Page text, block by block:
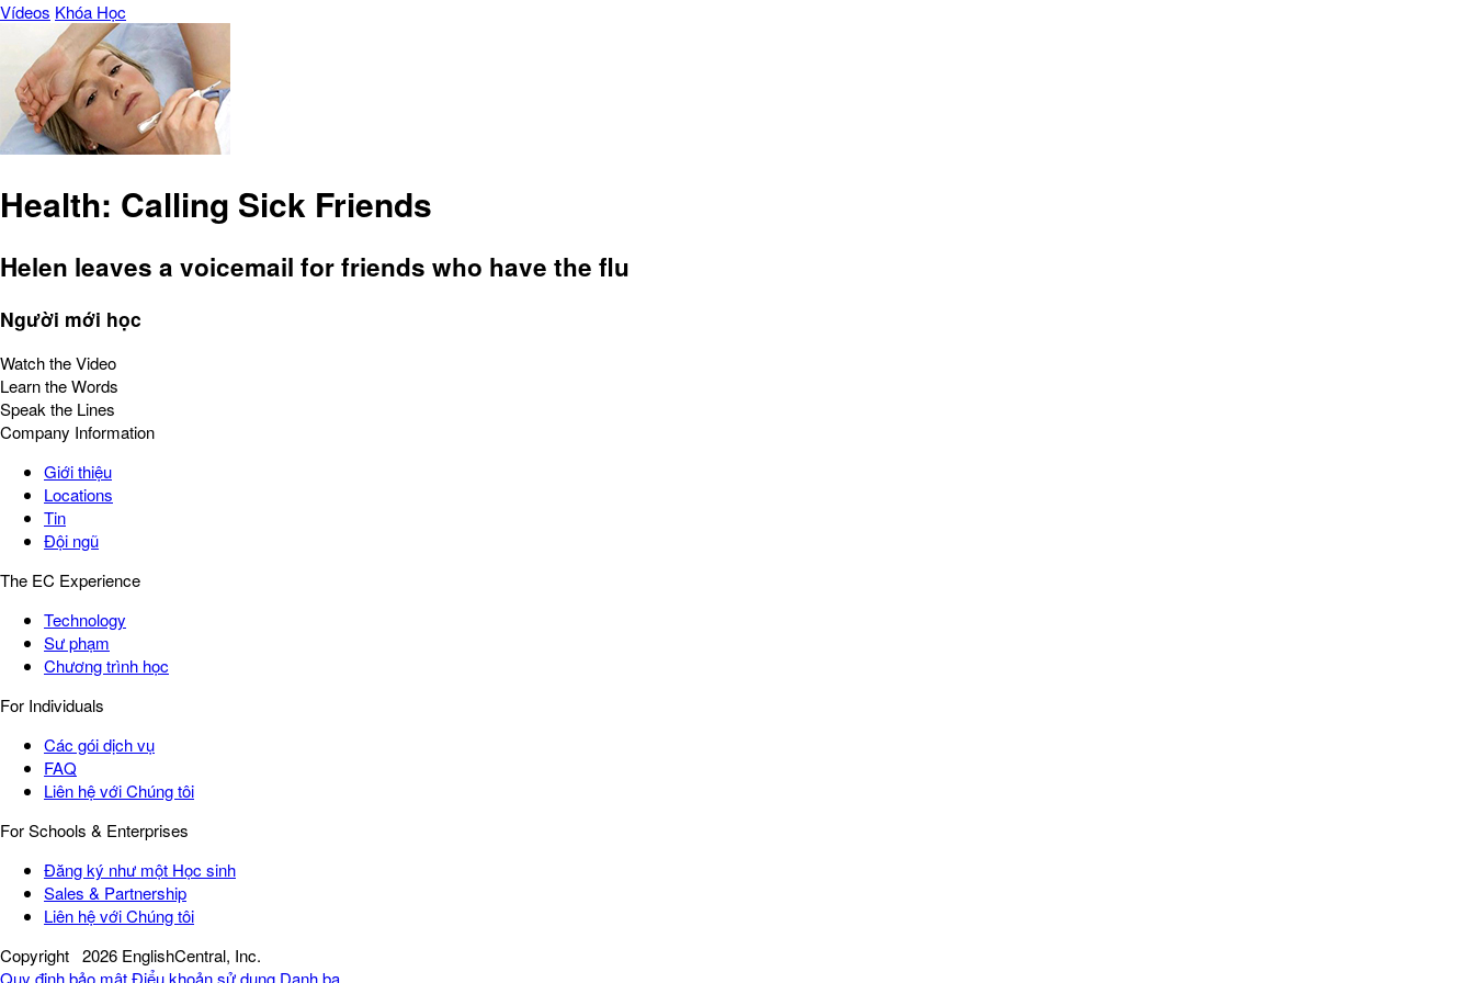
Vídeos Khóa Học
Health: Calling Sick Friends
Helen leaves a voicemail for friends who have the flu
Người mới học
Watch the Video
Learn the Words
Speak the Lines
Company Information
Giới thiệu
Locations
Tin
Đội ngũ
The EC Experience
Technology
Sư phạm
Chương trình học
For Individuals
Các gói dịch vụ
FAQ
Liên hệ với Chúng tôi
For Schools & Enterprises
Đăng ký như một Học sinh
Sales & Partnership
Liên hệ với Chúng tôi
Copyright 2026 EnglishCentral, Inc.